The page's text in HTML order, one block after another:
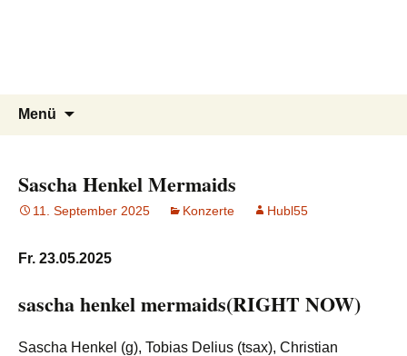
Menü
Sascha Henkel Mermaids
11. September 2025 Konzerte Hubl55
Fr. 23.05.2025
sascha henkel mermaids(RIGHT NOW)
Sascha Henkel (g), Tobias Delius (tsax), Christian